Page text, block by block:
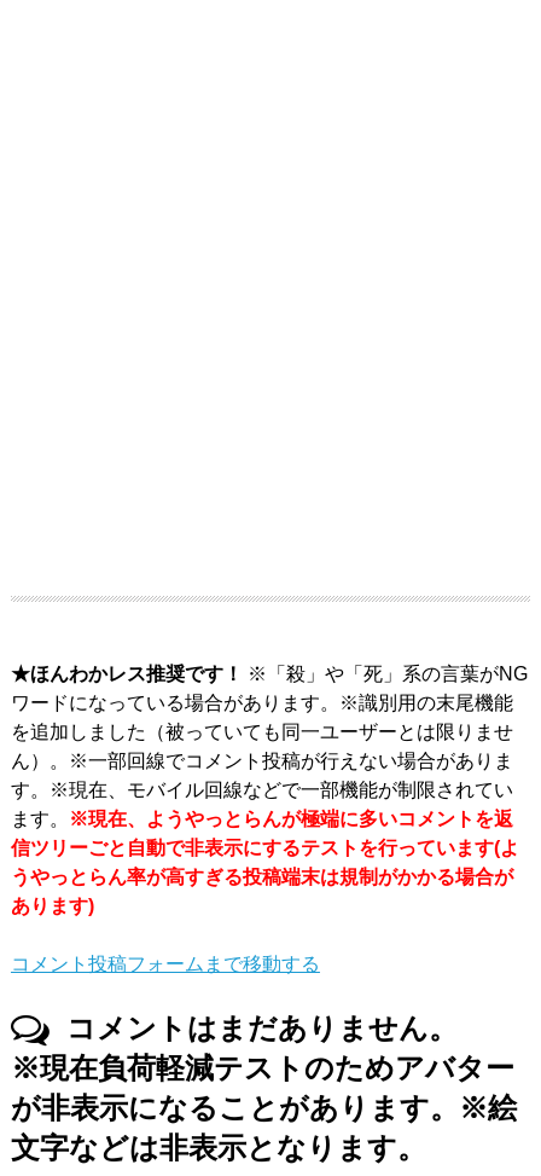
★ほんわかレス推奨です！
※「殺」や「死」系の言葉がNG
ワードになっている場合があります。※識別用の末尾機能
を追加しました（被っていても同一ユーザーとは限りませ
ん）。※一部回線でコメント投稿が行えない場合がありま
す。※現在、モバイル回線などで一部機能が制限されてい
ます。
※現在、ようやっとらんが極端に多いコメントを返
信ツリーごと自動で非表示にするテストを行っています(よ
うやっとらん率が高すぎる投稿端末は規制がかかる場合が
あります)
コメント投稿フォームまで移動する
コメントはまだありません。
※現在負荷軽減テストのためアバター
が非表示になることがあります。※絵
文字などは非表示となります。